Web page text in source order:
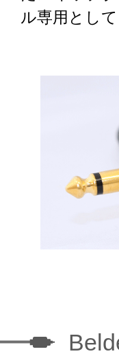
ル専用とし